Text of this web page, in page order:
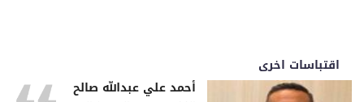
اقتباسات اخرى
أحمد علي عبدالله صالح